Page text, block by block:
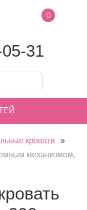
31
0
кровати
»
механизмом,